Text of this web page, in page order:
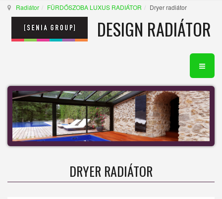
Radiátor FÜRDŐSZOBA LUXUS RADIÁTOR Dryer radiátor
DESIGN RADIÁTOR
DRYER RADIÁTOR